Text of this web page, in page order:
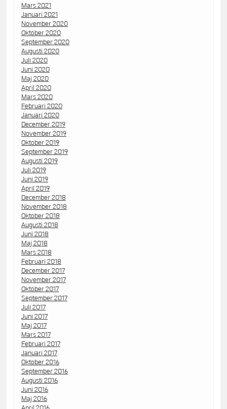
Mars 2021
Januari 2021
November 2020
Oktober 2020
September 2020
Augusti 2020
Juli 2020
Juni 2020
Maj 2020
April 2020
Mars 2020
Februari 2020
Januari 2020
December 2019
November 2019
Oktober 2019
September 2019
Augusti 2019
Juli 2019
Juni 2019
April 2019
December 2018
November 2018
Oktober 2018
Augusti 2018
Juni 2018
Maj 2018
Mars 2018
Februari 2018
December 2017
November 2017
Oktober 2017
September 2017
Juli 2017
Juni 2017
Maj 2017
Mars 2017
Februari 2017
Januari 2017
Oktober 2016
September 2016
Augusti 2016
Juni 2016
Maj 2016